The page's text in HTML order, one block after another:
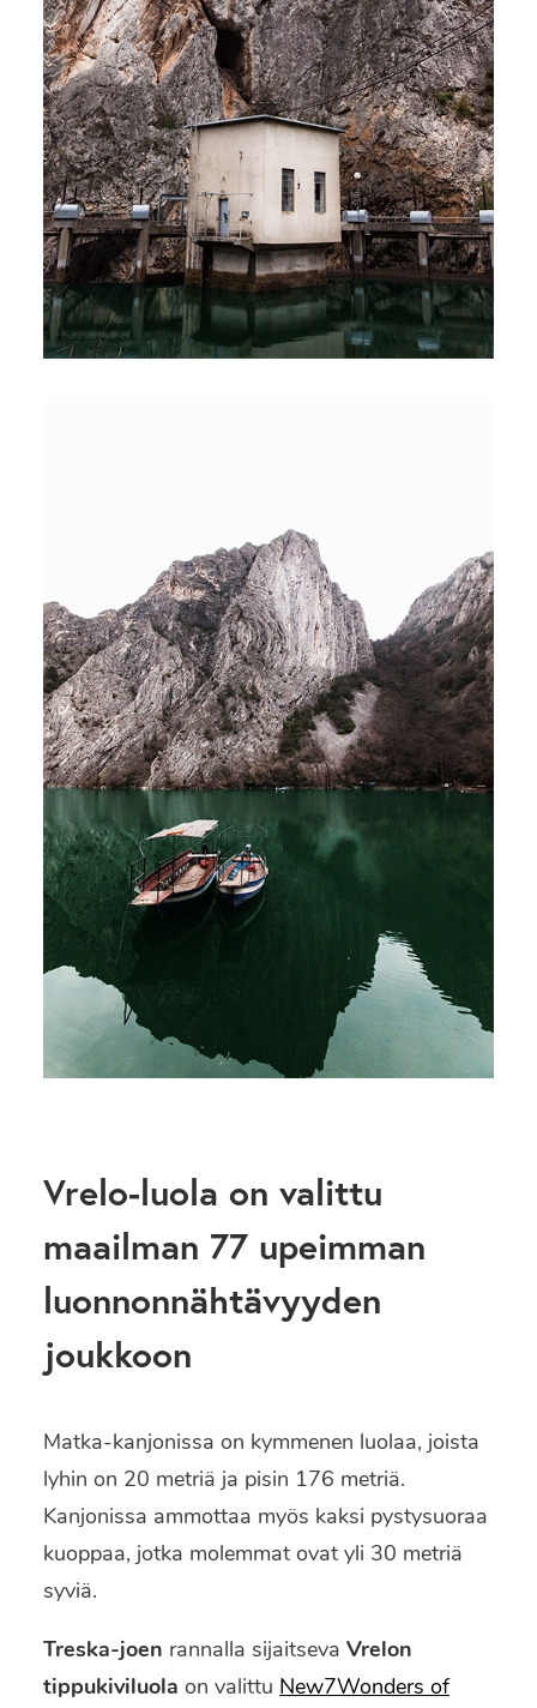
Vrelo-luola on valittu
maailman 77 upeimman
luonnonnähtävyyden
joukkoon
Matka-kanjonissa on kymmenen luolaa, joista
lyhin on 20 metriä ja pisin 176 metriä.
Kanjonissa ammottaa myös kaksi pystysuoraa
kuoppaa, jotka molemmat ovat yli 30 metriä
syviä.
Treska-joen rannalla sijaitseva Vrelon
tippukiviluola on valittu New7Wonders of